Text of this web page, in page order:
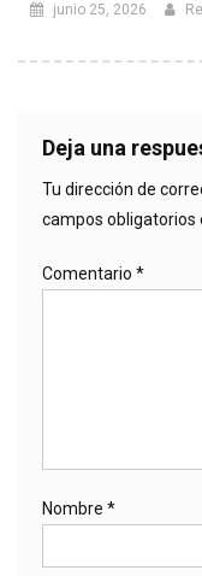
junio 25, 2026
Deja una
Tu dirección de
campos obligatorios
Comentario *
Nombre *